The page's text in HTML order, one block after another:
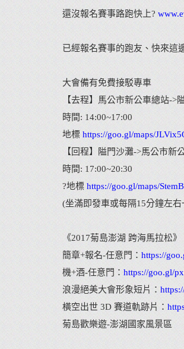
還沒報名賽事路跑快上?
已經報名賽事的跑友、快來這
大會備有免費接駁專車
【去程】馬公市新公車總站->
時間: 14:00~17:00
地標 https://goo.gl/maps/
【回程】隘門沙灘->馬公市新
時間: 17:00~20:30
?地標 https://goo.gl/maps/
(坐滿即發車或每隔15分鐘左右
《2017菊島澎湖 跨海馬拉松》
簡章+報名-任意門： https://
機+酒-任意門： https://goo.gl/
浪漫絕美大會形象短片：
橫空出世 3D 賽道軌跡片：
菊島歡樂遊-澎湖國家風景區